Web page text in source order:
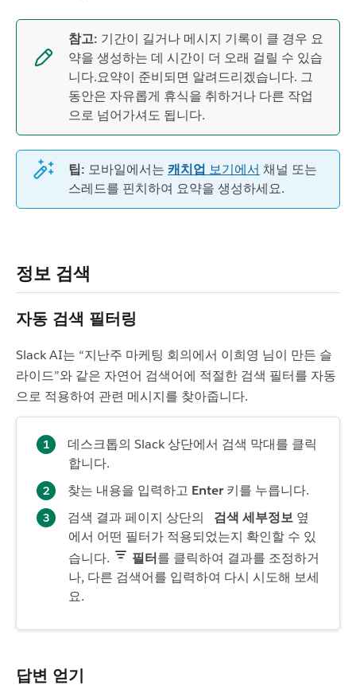
참고: 기간이 길거나 메시지 기록이 클 경우 요
약을 생성하는 데 시간이 더 오래 걸릴 수 있습
니다.요약이 준비되면 알려드리겠습니다. 그
동안은 자유롭게 휴식을 취하거나 다른 작업
으로 넘어가셔도 됩니다.
팁: 모바일에서는 캐치업 보기에서 채널 또는
스레드를 핀치하여 요약을 생성하세요.
정보 검색
자동 검색 필터링
Slack AI는 “지난주 마케팅 회의에서 이희영 님이 만든 슬
라이드”와 같은 자연어 검색어에 적절한 검색 필터를 자동
으로 적용하여 관련 메시지를 찾아줍니다.
데스크톱의 Slack 상단에서 검색 막대를 클릭
합니다.
찾는 내용을 입력하고 Enter키를 누릅니다.
검색 결과 페이지 상단의
검색 세부정보 옆
에서 어떤 필터가 적용되었는지 확인할 수 있
습니다.
필터를 클릭하여 결과를 조정하거
나, 다른 검색어를 입력하여 다시 시도해 보세
요.
답변 얻기